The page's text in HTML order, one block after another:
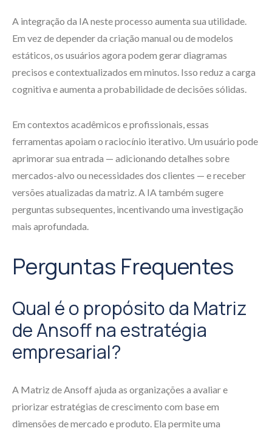
A integração da IA neste processo aumenta sua utilidade.
Em vez de depender da criação manual ou de modelos
estáticos, os usuários agora podem gerar diagramas
precisos e contextualizados em minutos. Isso reduz a carga
cognitiva e aumenta a probabilidade de decisões sólidas.
Em contextos acadêmicos e profissionais, essas
ferramentas apoiam o raciocínio iterativo. Um usuário pode
aprimorar sua entrada — adicionando detalhes sobre
mercados-alvo ou necessidades dos clientes — e receber
versões atualizadas da matriz. A IA também sugere
perguntas subsequentes, incentivando uma investigação
mais aprofundada.
Perguntas Frequentes
Qual é o propósito da Matriz
de Ansoff na estratégia
empresarial?
A Matriz de Ansoff ajuda as organizações a avaliar e
priorizar estratégias de crescimento com base em
dimensões de mercado e produto. Ela permite uma